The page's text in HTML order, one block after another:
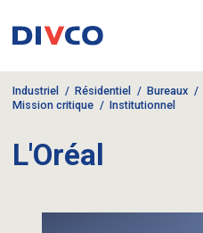
Industriel Résidentiel Bureaux
Mission critique
Institutionnel
L'Oréal